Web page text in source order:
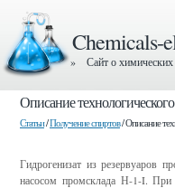
Chemicals-
» Сайт о химических
Описание
Статьи/Получение спиртов/ Описание
Гидрогенизат из резервуаров
насосом промсклада Н-1-I. При